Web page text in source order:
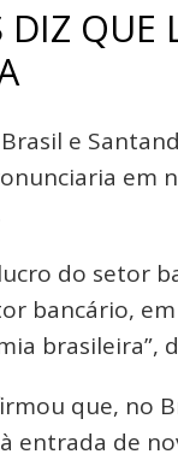
DIZ
e
em
do setor
bancário,
brasileira”,
que, no
entrada de